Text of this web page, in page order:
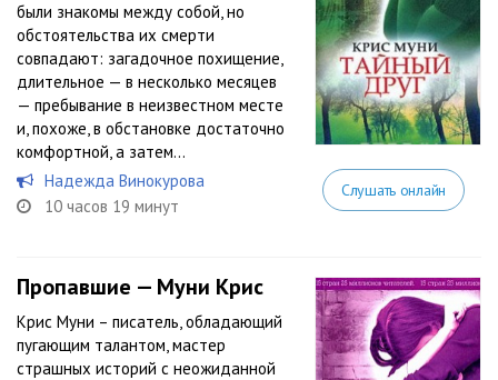
были знакомы между собой, но
обстоятельства их смерти
совпадают: загадочное похищение,
длительное — в несколько месяцев
— пребывание в неизвестном месте
и, похоже, в обстановке достаточно
комфортной, а затем...
Надежда Винокурова
10 часов 19 минут
Слушать онлайн
Пропавшие — Муни Крис
Крис Муни – писатель, обладающий
пугающим талантом, мастер
страшных историй с неожиданной